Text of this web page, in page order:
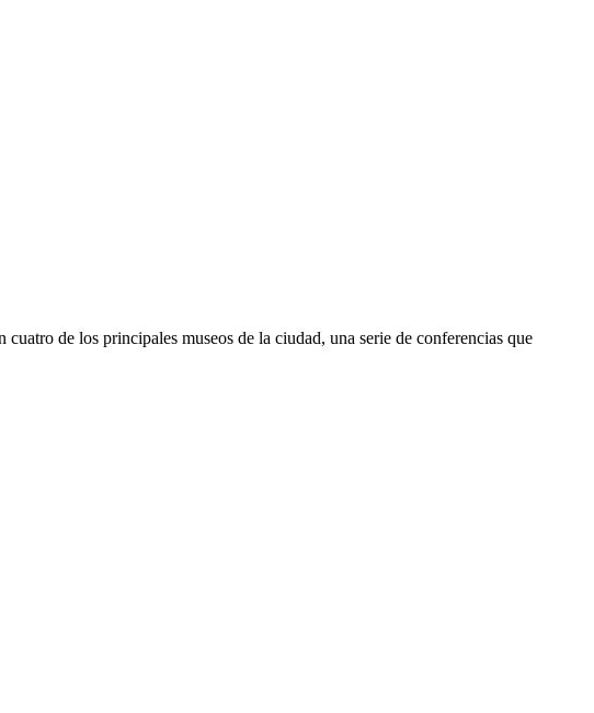
de los principales museos de la ciudad, una serie de conferencias que